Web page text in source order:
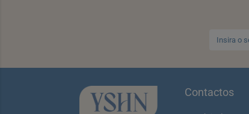
Contactos